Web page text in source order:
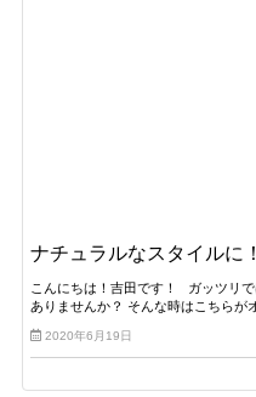
ナチュラルなスタイルに！
こんにちは！吉田です！ ガッツリ
ありませんか？ そんな時はこちら
2020年6月19日